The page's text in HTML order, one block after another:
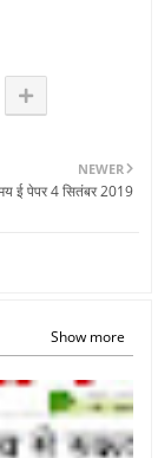
NEWER
ई पेपर 4 सितंबर 2019
Show more